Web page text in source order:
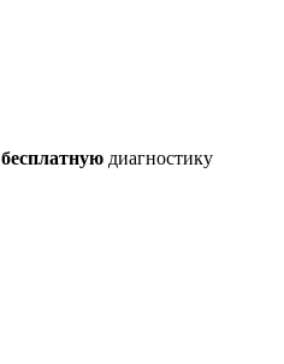
бесплатную диагностику